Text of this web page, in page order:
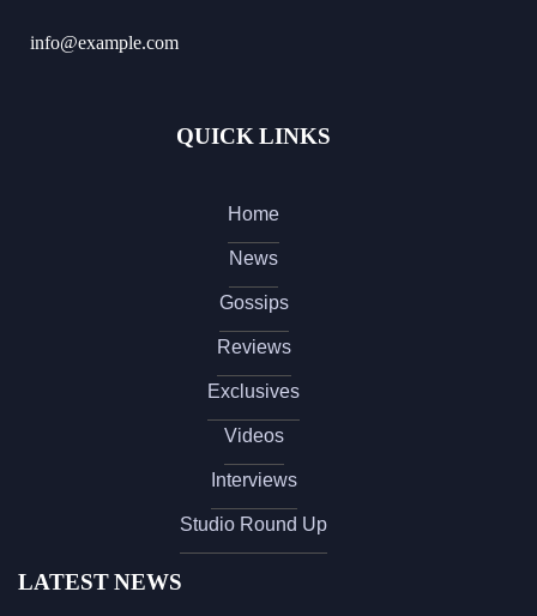
info@example.com
QUICK LINKS
Home
News
Gossips
Reviews
Exclusives
Videos
Interviews
Studio Round Up
LATEST NEWS